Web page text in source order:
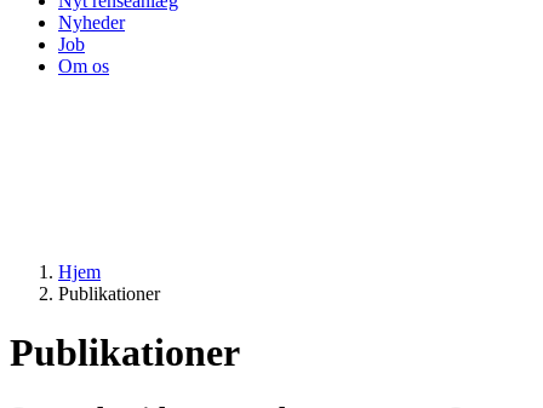
Nyheder
Job
Om os
Hjem
Publikationer
Publikationer